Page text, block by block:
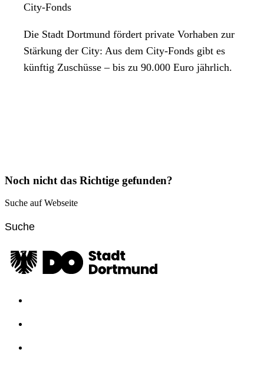
City-Fonds
Die Stadt Dortmund fördert private Vorhaben zur
Stärkung der City: Aus dem City-Fonds gibt es
künftig Zuschüsse – bis zu 90.000 Euro jährlich.
Noch nicht das Richtige gefunden?
Suche auf Webseite